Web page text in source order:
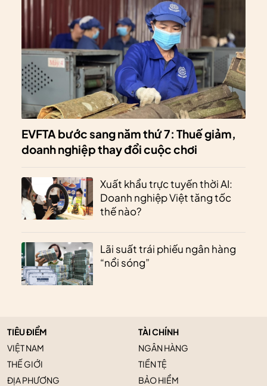
EVFTA bước sang năm thứ 7: Thuế giảm,
doanh nghiệp thay đổi cuộc chơi
Xuất khẩu trực tuyến thời AI:
Doanh nghiệp Việt tăng tốc
thế nào?
Lãi suất trái phiếu ngân hàng
“nổi sóng”
TIÊU ĐIỂM
VIỆT NAM
THẾ GIỚI
ĐỊA PHƯƠNG
TÀI CHÍNH
NGÂN HÀNG
TIỀN TỆ
BẢO HIỂM